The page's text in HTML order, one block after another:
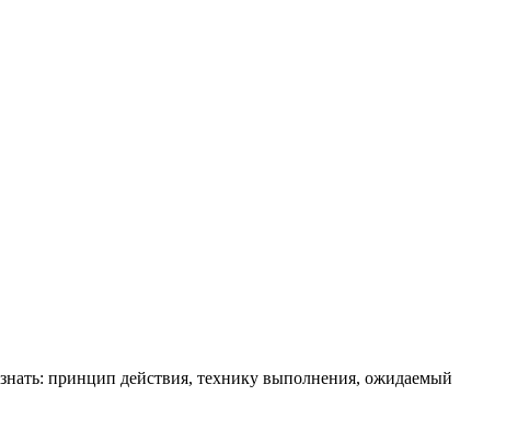
принцип действия, технику выполнения, ожидаемый